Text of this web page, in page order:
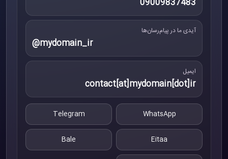
09009837483
آیدی ما در پیام‌رسان‌ها
@mydomain_ir
ایمیل
contact[at]mydomain[dot]ir
WhatsApp
Telegram
Eitaa
Bale